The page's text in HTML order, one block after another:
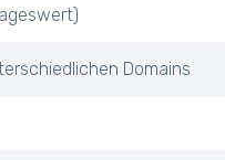
Domains